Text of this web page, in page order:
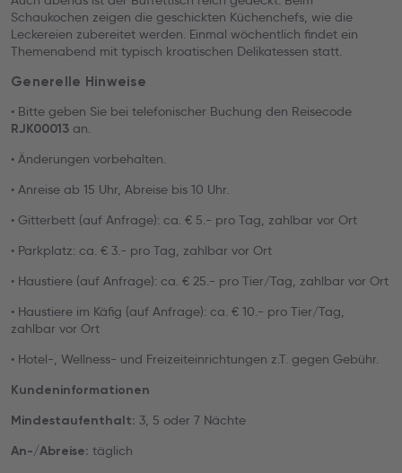
Schaukochen zeigen die geschickten Küchenchefs, wie die
Leckereien zubereitet werden. Einmal wöchentlich findet ein
Themenabend mit typisch kroatischen Delikatessen statt.
Generelle Hinweise
• Bitte geben Sie bei telefonischer Buchung den Reisecode
RJK00013 an.
• Änderungen vorbehalten.
• Anreise ab 15 Uhr, Abreise bis 10 Uhr.
• Gitterbett (auf Anfrage): ca. € 5.- pro Tag, zahlbar vor Ort
• Parkplatz: ca. € 3.- pro Tag, zahlbar vor Ort
• Haustiere (auf Anfrage): ca. € 25.- pro Tier/Tag, zahlbar vor Ort
• Haustiere im Käfig (auf Anfrage): ca. € 10.- pro Tier/Tag,
zahlbar vor Ort
• Hotel-, Wellness- und Freizeiteinrichtungen z.T. gegen Gebühr.
Kundeninformationen
Mindestaufenthalt: 3, 5 oder 7 Nächte
An-/Abreise: täglich